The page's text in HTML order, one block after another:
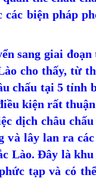
các biện pháp
sang giai
cho thấy, từ
chấu tại 5 tỉnh
kiện rất
dịch châu
và lây lan ra
Lào. Đây là khu
tạp và có